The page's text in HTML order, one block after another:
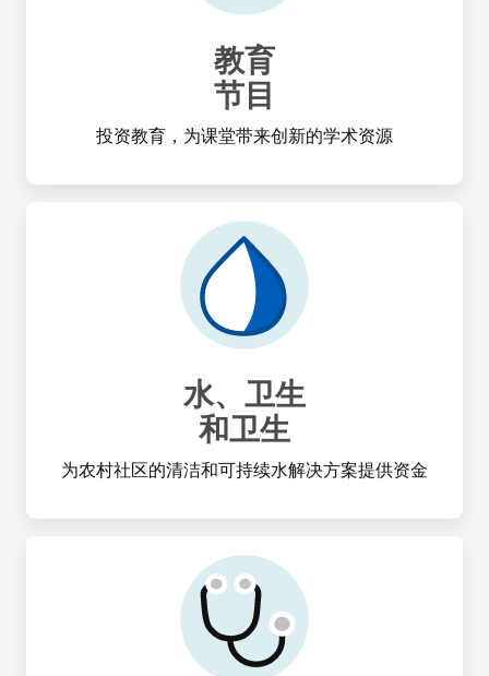
教育
节目
投资教育，为课堂带来创新的学术资源
水、卫生
和卫生
为农村社区的清洁和可持续水解决方案提供资金